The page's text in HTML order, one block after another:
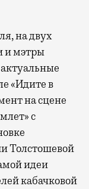
на двух
и мэтры
«Идите в
на сцене
с
Толстошевой
идеи
кабачковой